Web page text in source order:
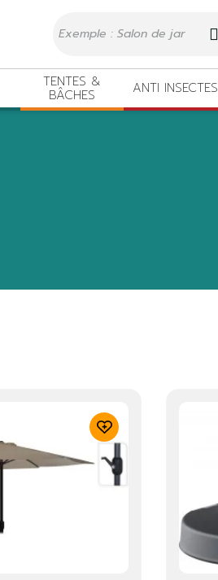
TENTES &
BÂCHES ANTI INSECTES